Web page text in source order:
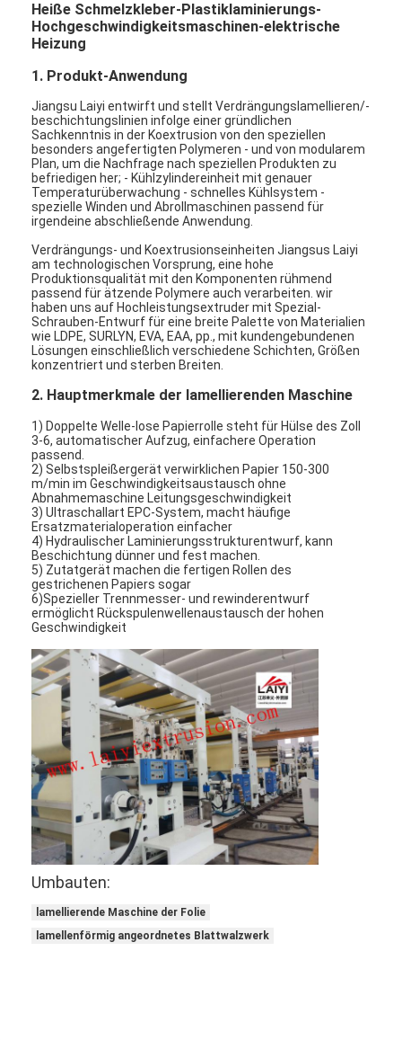
Heiße Schmelzkleber-Plastiklaminierungs-
Hochgeschwindigkeitsmaschinen-elektrische
Heizung
1. Produkt-Anwendung
Jiangsu Laiyi entwirft und stellt Verdrängungslamellieren/-
beschichtungslinien infolge einer gründlichen
Sachkenntnis in der Koextrusion von den speziellen
besonders angefertigten Polymeren - und von modularem
Plan, um die Nachfrage nach speziellen Produkten zu
befriedigen her; - Kühlzylindereinheit mit genauer
Temperaturüberwachung - schnelles Kühlsystem -
spezielle Winden und Abrollmaschinen passend für
irgendeine abschließende Anwendung.
Verdrängungs- und Koextrusionseinheiten Jiangsus Laiyi
am technologischen Vorsprung, eine hohe
Produktionsqualität mit den Komponenten rühmend
passend für ätzende Polymere auch verarbeiten. wir
haben uns auf Hochleistungsextruder mit Spezial-
Schrauben-Entwurf für eine breite Palette von Materialien
wie LDPE, SURLYN, EVA, EAA, pp., mit kundengebundenen
Lösungen einschließlich verschiedene Schichten, Größen
konzentriert und sterben Breiten.
2. Hauptmerkmale der lamellierenden Maschine
1) Doppelte Welle-lose Papierrolle steht für Hülse des Zoll
3-6, automatischer Aufzug, einfachere Operation
passend.
2) Selbstspleißergerät verwirklichen Papier 150-300
m/min im Geschwindigkeitsaustausch ohne
Abnahmemaschine Leitungsgeschwindigkeit
3) Ultraschallart EPC-System, macht häufige
Ersatzmaterialoperation einfacher
4) Hydraulischer Laminierungsstrukturentwurf, kann
Beschichtung dünner und fest machen.
5) Zutatgerät machen die fertigen Rollen des
gestrichenen Papiers sogar
6)Spezieller Trennmesser- und rewinderentwurf
ermöglicht Rückspulenwellenaustausch der hohen
Geschwindigkeit
Umbauten:
lamellierende Maschine der Folie
lamellenförmig angeordnetes Blattwalzwerk